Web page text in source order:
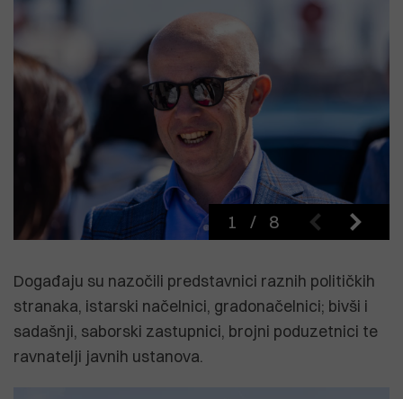
1 / 8
Događaju su nazočili predstavnici raznih političkih
stranaka, istarski načelnici, gradonačelnici; bivši i
sadašnji, saborski zastupnici, brojni poduzetnici te
ravnatelji javnih ustanova.